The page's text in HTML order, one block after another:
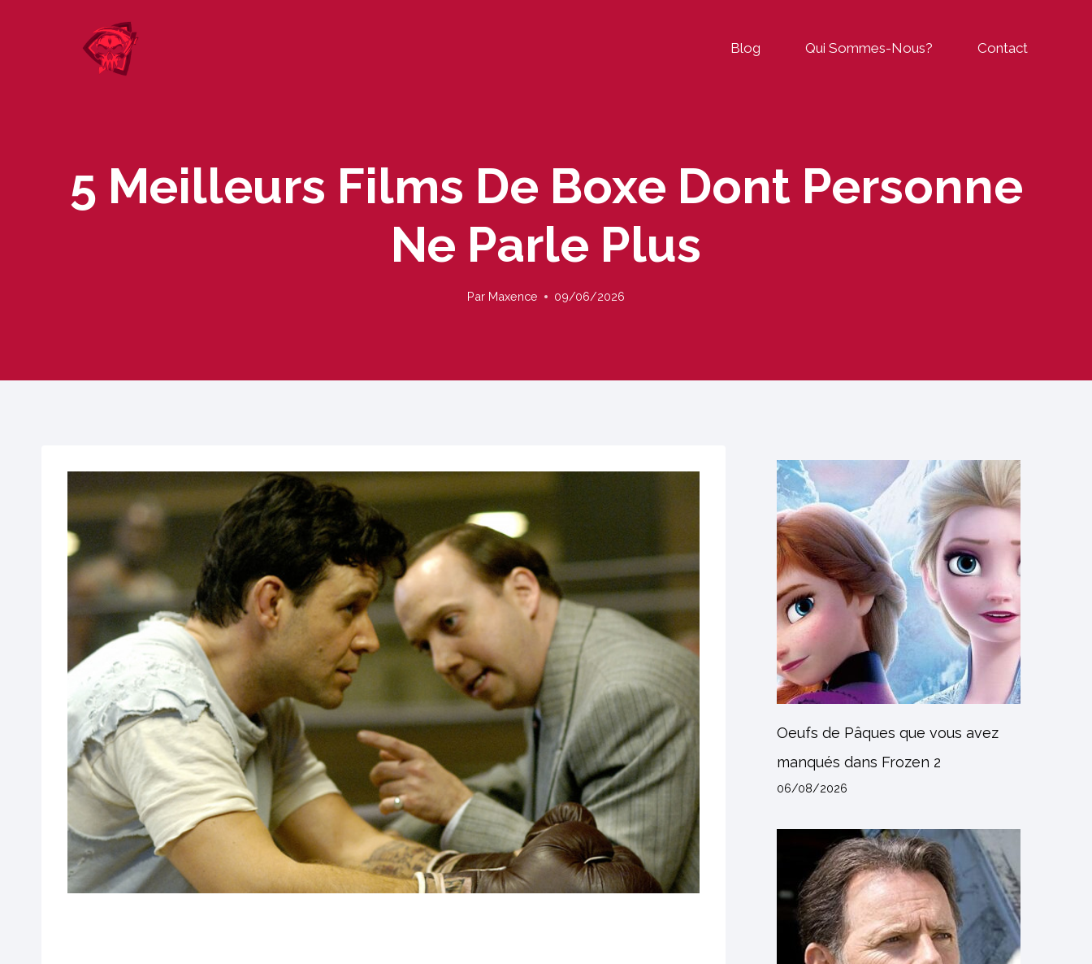
Blog Qui Sommes-Nous? Contact
5 Meilleurs Films De Boxe Dont Personne
Ne Parle Plus
Par Maxence 09/06/2026
Oeufs de Pâques que vous avez
manqués dans Frozen 2
06/08/2026